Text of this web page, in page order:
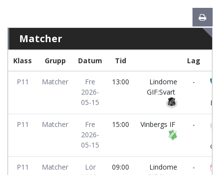
Matcher
Klass Grupp Datum Tid Lag
P11 Matcher
Fre
2026-
05-15
13:00
Lindome
GIF:Svart
-
P11 Matcher
Fre
2026-
05-15
15:00 Vinbergs IF
-
P11 Matcher
Lör
09:00
Lindome
-